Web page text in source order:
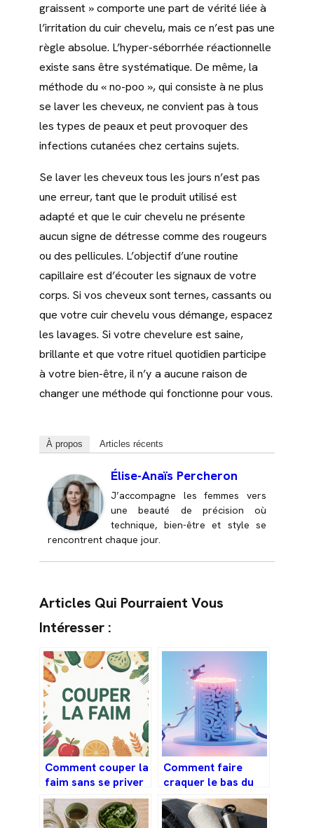
graissent » comporte une part de vérité liée à
l’irritation du cuir chevelu, mais ce n’est pas une
règle absolue. L’hyper-séborrhée réactionnelle
existe sans être systématique. De même, la
méthode du « no-poo », qui consiste à ne plus
se laver les cheveux, ne convient pas à tous
les types de peaux et peut provoquer des
infections cutanées chez certains sujets.
Se laver les cheveux tous les jours n’est pas
une erreur, tant que le produit utilisé est
adapté et que le cuir chevelu ne présente
aucun signe de détresse comme des rougeurs
ou des pellicules. L’objectif d’une routine
capillaire est d’écouter les signaux de votre
corps. Si vos cheveux sont ternes, cassants ou
que votre cuir chevelu vous démange, espacez
les lavages. Si votre chevelure est saine,
brillante et que votre rituel quotidien participe
à votre bien-être, il n’y a aucune raison de
changer une méthode qui fonctionne pour vous.
À propos Articles récents
Élise-Anaïs Percheron
J’accompagne les femmes vers
une beauté de précision où
technique, bien-être et style se
rencontrent chaque jour.
Articles Qui Pourraient Vous
Intéresser :
Comment couper la
faim sans se priver
ni craquer dans la
journée
Comment faire
craquer le bas du
dos en sécurité et
sans douleur